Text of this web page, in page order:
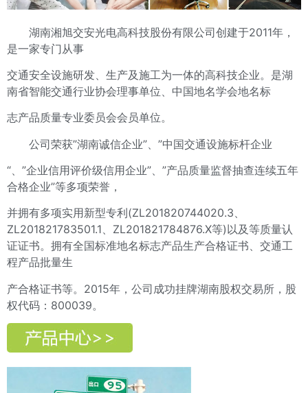
湖南湘旭交安光电高科技股份有限公司创建于2011年，
是一家专门从事
交通安全设施研发、生产及施工为一体的高科技企业。是湖
南省智能交通行业协会理事单位、中国地名学会地名标
志产品质量专业委员会会员单位。
公司荣获”湖南诚信企业”、”中国交通设施标杆企业
“、”企业信用评价级信用企业”、”产品质量监督抽查连续五年
合格企业”等多项荣誉，
并拥有多项实用新型专利(ZL201820744020.3、
ZL201821783501.1、ZL201821784876.X等)以及等质量认
证证书。拥有全国标准地名标志产品生产合格证书、交通工
程产品批量生
产合格证书等。2015年，公司成功挂牌湖南股权交易所，股
权代码：800039。